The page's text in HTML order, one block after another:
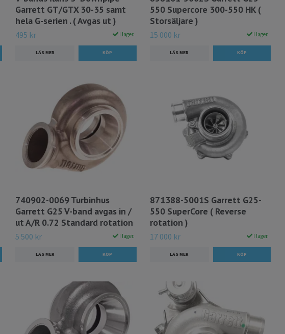
Garrett GT/GTX 30-35 samt
hela G-serien . ( Avgas ut )
495 kr I lager.
LÄS MER
550 Supercore 300-550 HK (
Storsäljare )
15 000 kr I lager.
LÄS MER
740902-0069 Turbinhus
Garrett G25 V-band avgas in /
ut A/R 0.72 Standard rotation
5 500 kr I lager.
LÄS MER
871388-5001S Garrett G25-
550 SuperCore ( Reverse
rotation )
17 000 kr I lager.
LÄS MER